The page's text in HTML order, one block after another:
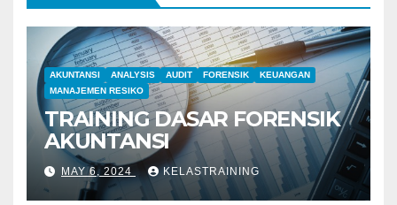
AKUNTANSI ANALYSIS AUDIT FORENSIK
KEUANGAN
MANAJEMEN RESIKO
TRAINING DASAR FORENSIK
AKUNTANSI
MAY 6, 2024 KELASTRAINING